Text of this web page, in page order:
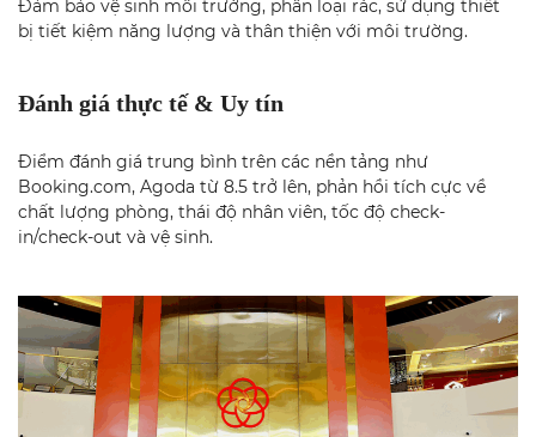
Đảm bảo vệ sinh môi trường, phân loại rác, sử dụng thiết
bị tiết kiệm năng lượng và thân thiện với môi trường.
Đánh giá thực tế & Uy tín
Điểm đánh giá trung bình trên các nền tảng như
Booking.com, Agoda từ 8.5 trở lên, phản hồi tích cực về
chất lượng phòng, thái độ nhân viên, tốc độ check-
in/check-out và vệ sinh.